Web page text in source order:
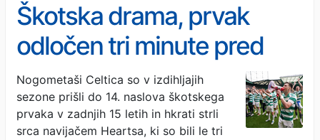
Škotska drama, prvak
odločen tri minute pred
koncem sezone
Nogometaši Celtica so v izdihljajih
sezone prišli do 14. naslova škotskega
prvaka v zadnjih 15 letih in hkrati strli
srca navijačem Heartsa, ki so bili le tri